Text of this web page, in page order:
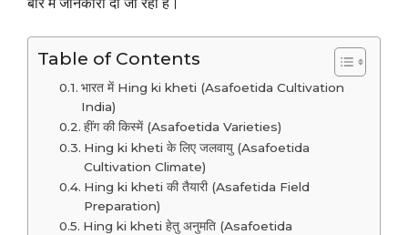
Table of Contents
भारत में Hing ki kheti (Asafoetida Cultivation
India)
हींग की किस्में (Asafoetida Varieties)
Hing ki kheti के लिए जलवायु (Asafoetida
Cultivation Climate)
Hing ki kheti की तैयारी (Asafetida Field
Preparation)
Hing ki kheti हेतु अनुमति (Asafoetida